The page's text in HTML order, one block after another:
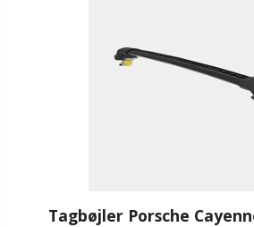
Tagbøjler Porsche